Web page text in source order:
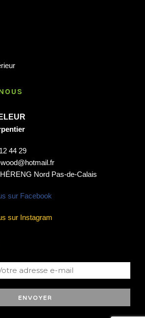
44 29
Nord Pas-de-Calais
sur Facebook
sur Instagram